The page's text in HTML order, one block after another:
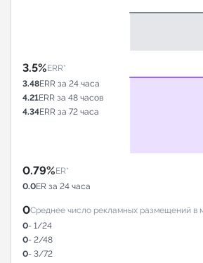
3.5%ERR*
3.48ERR за 24 часа
4.21ERR за 48 часов
4.34ERR за 72 часа
0.79%ER*
0.0ER за 24 часа
0Среднее число рекламных размещений в
0- 1/24
0- 2/48
0- 3/72